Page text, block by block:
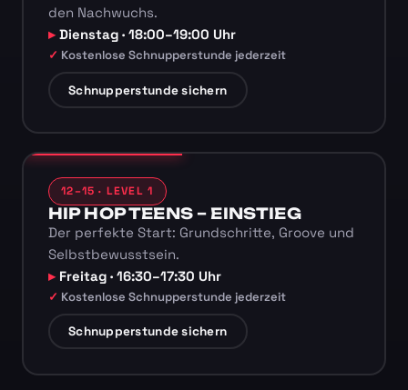
den Nachwuchs.
Dienstag · 18:00–19:00 Uhr
Kostenlose Schnupperstunde jederzeit
Schnupperstunde sichern
12–15 · LEVEL 1
HIP HOP TEENS – EINSTIEG
Der perfekte Start: Grundschritte, Groove und
Selbstbewusstsein.
Freitag · 16:30–17:30 Uhr
Kostenlose Schnupperstunde jederzeit
Schnupperstunde sichern